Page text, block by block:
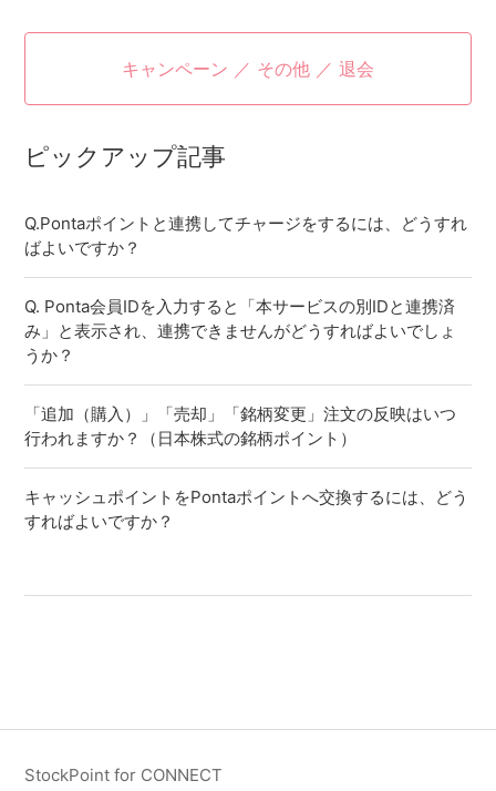
キャンペーン ／ その他 ／ 退会
ピックアップ記事
Q.Pontaポイントと連携してチャージをするには、どうすれ
ばよいですか？
Q. Ponta会員IDを入力すると「本サービスの別IDと連携済
み」と表示され、連携できませんがどうすればよいでしょ
うか？
「追加（購入）」「売却」「銘柄変更」注文の反映はいつ
行われますか？（日本株式の銘柄ポイント）
キャッシュポイントをPontaポイントへ交換するには、どう
すればよいですか？
StockPoint for CONNECT